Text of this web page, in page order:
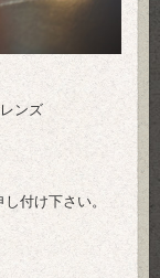
ンズ
付け下さい。